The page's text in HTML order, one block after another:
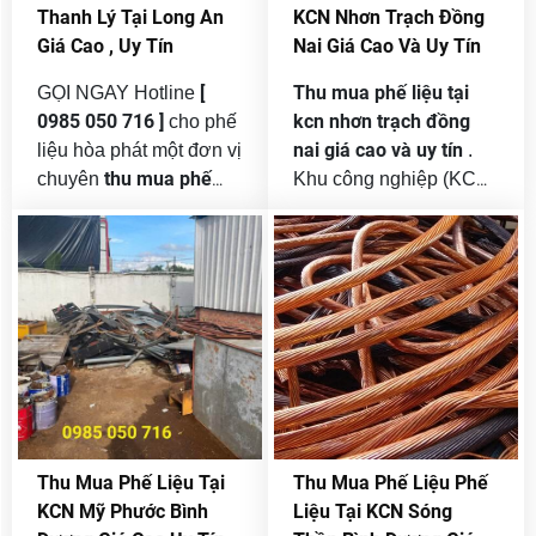
dựng. Sự phát triển
mạnh mẽ này đồng thời
tạo ra khối lượng phế
liệu khổng lồ mỗi ngày.
Thanh Lý Tại Long An
Giá Cao , Uy Tín
GỌI NGAY Hotline [
0985 050 716 ] cho phế
liệu hòa phát một đơn vị
chuyên thu mua phế
long an. Long An là tỉnh
cửa ngõ nối liền Đông
Nam Bộ với Đồng bằng
sông Cửu Long, tập
trung nhiềukhu công
nghiệp, nhà xưởng,
công trình xây dựngvà
các dự án cơ sở hạ
tầng lớn. Quá trình sản
xuất, xây dựng và tái
tạo vật liệu đã tạo ra
KCN Nhơn Trạch Đồng
Nai Giá Cao Và Uy Tín
Thu mua phế liệu tại
kcn nhơn trạch đồng
nai giá cao và uy tín .
Khu công nghiệp (KCN)
hiện là một trong những
trung tâm công nghiệp
lớn tại khu vực miền
Nam. Với hàng trăm
nhà máy, xí nghiệp hoạt
động trong các lĩnh vực
sản xuất cơ khí, điện tử,
nhựa, dệt may, xây
dựng…, lượng phế liệu
phát sinh hàng ngày rất
lớn. Điều này tạo ra nhu
Thu Mua Phế Liệu Tại
KCN Mỹ Phước Bình
Thu Mua Phế Liệu Phế
Liệu Tại KCN Sóng